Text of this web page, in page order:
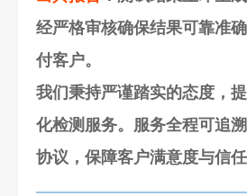
经严格审核确保结果可靠准
付客户。
我们秉持严谨踏实的态度，
化检测服务。服务全程可追
协议，保障客户满意度与信任